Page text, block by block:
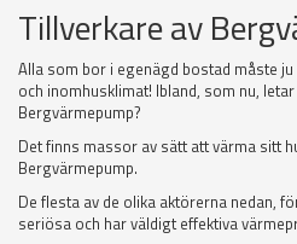
Tillverkare av
Alla som bor i egenägd bostad måste
och inomhusklimat! Ibland, som nu,
Bergvärmepump?
Det finns massor av sätt att värma sitt
Bergvärmepump.
De flesta av de olika aktörerna nedan,
seriösa och har väldigt effektiva